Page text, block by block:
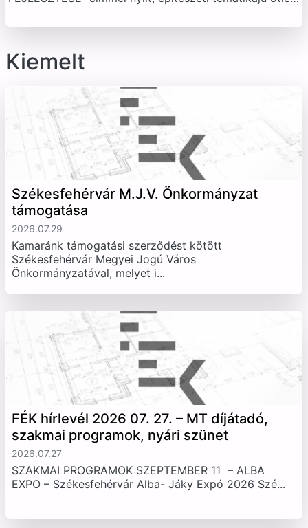
Kiemelt
Székesfehérvár M.J.V. Önkormányzat
támogatása
2026.07.29
Kamaránk támogatási szerződést kötött
Székesfehérvár Megyei Jogú Város
Önkormányzatával, melyet i...
FÉK hírlevél 2026 07. 27. – MT díjátadó,
szakmai programok, nyári szünet
2026.07.27
SZAKMAI PROGRAMOK SZEPTEMBER 11 – ALBA
EXPO – Székesfehérvár Alba- Jáky Expó 2026 Szé...